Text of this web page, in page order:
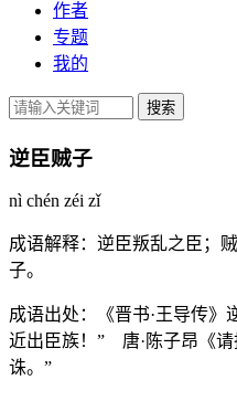
作者
专题
我的
逆臣贼子
nì chén zéi zǐ
成语解释： 逆臣叛乱之臣；
子。
成语出处：
《晋书·王导传
近出臣族！” 唐·陈子昂《
诛。”